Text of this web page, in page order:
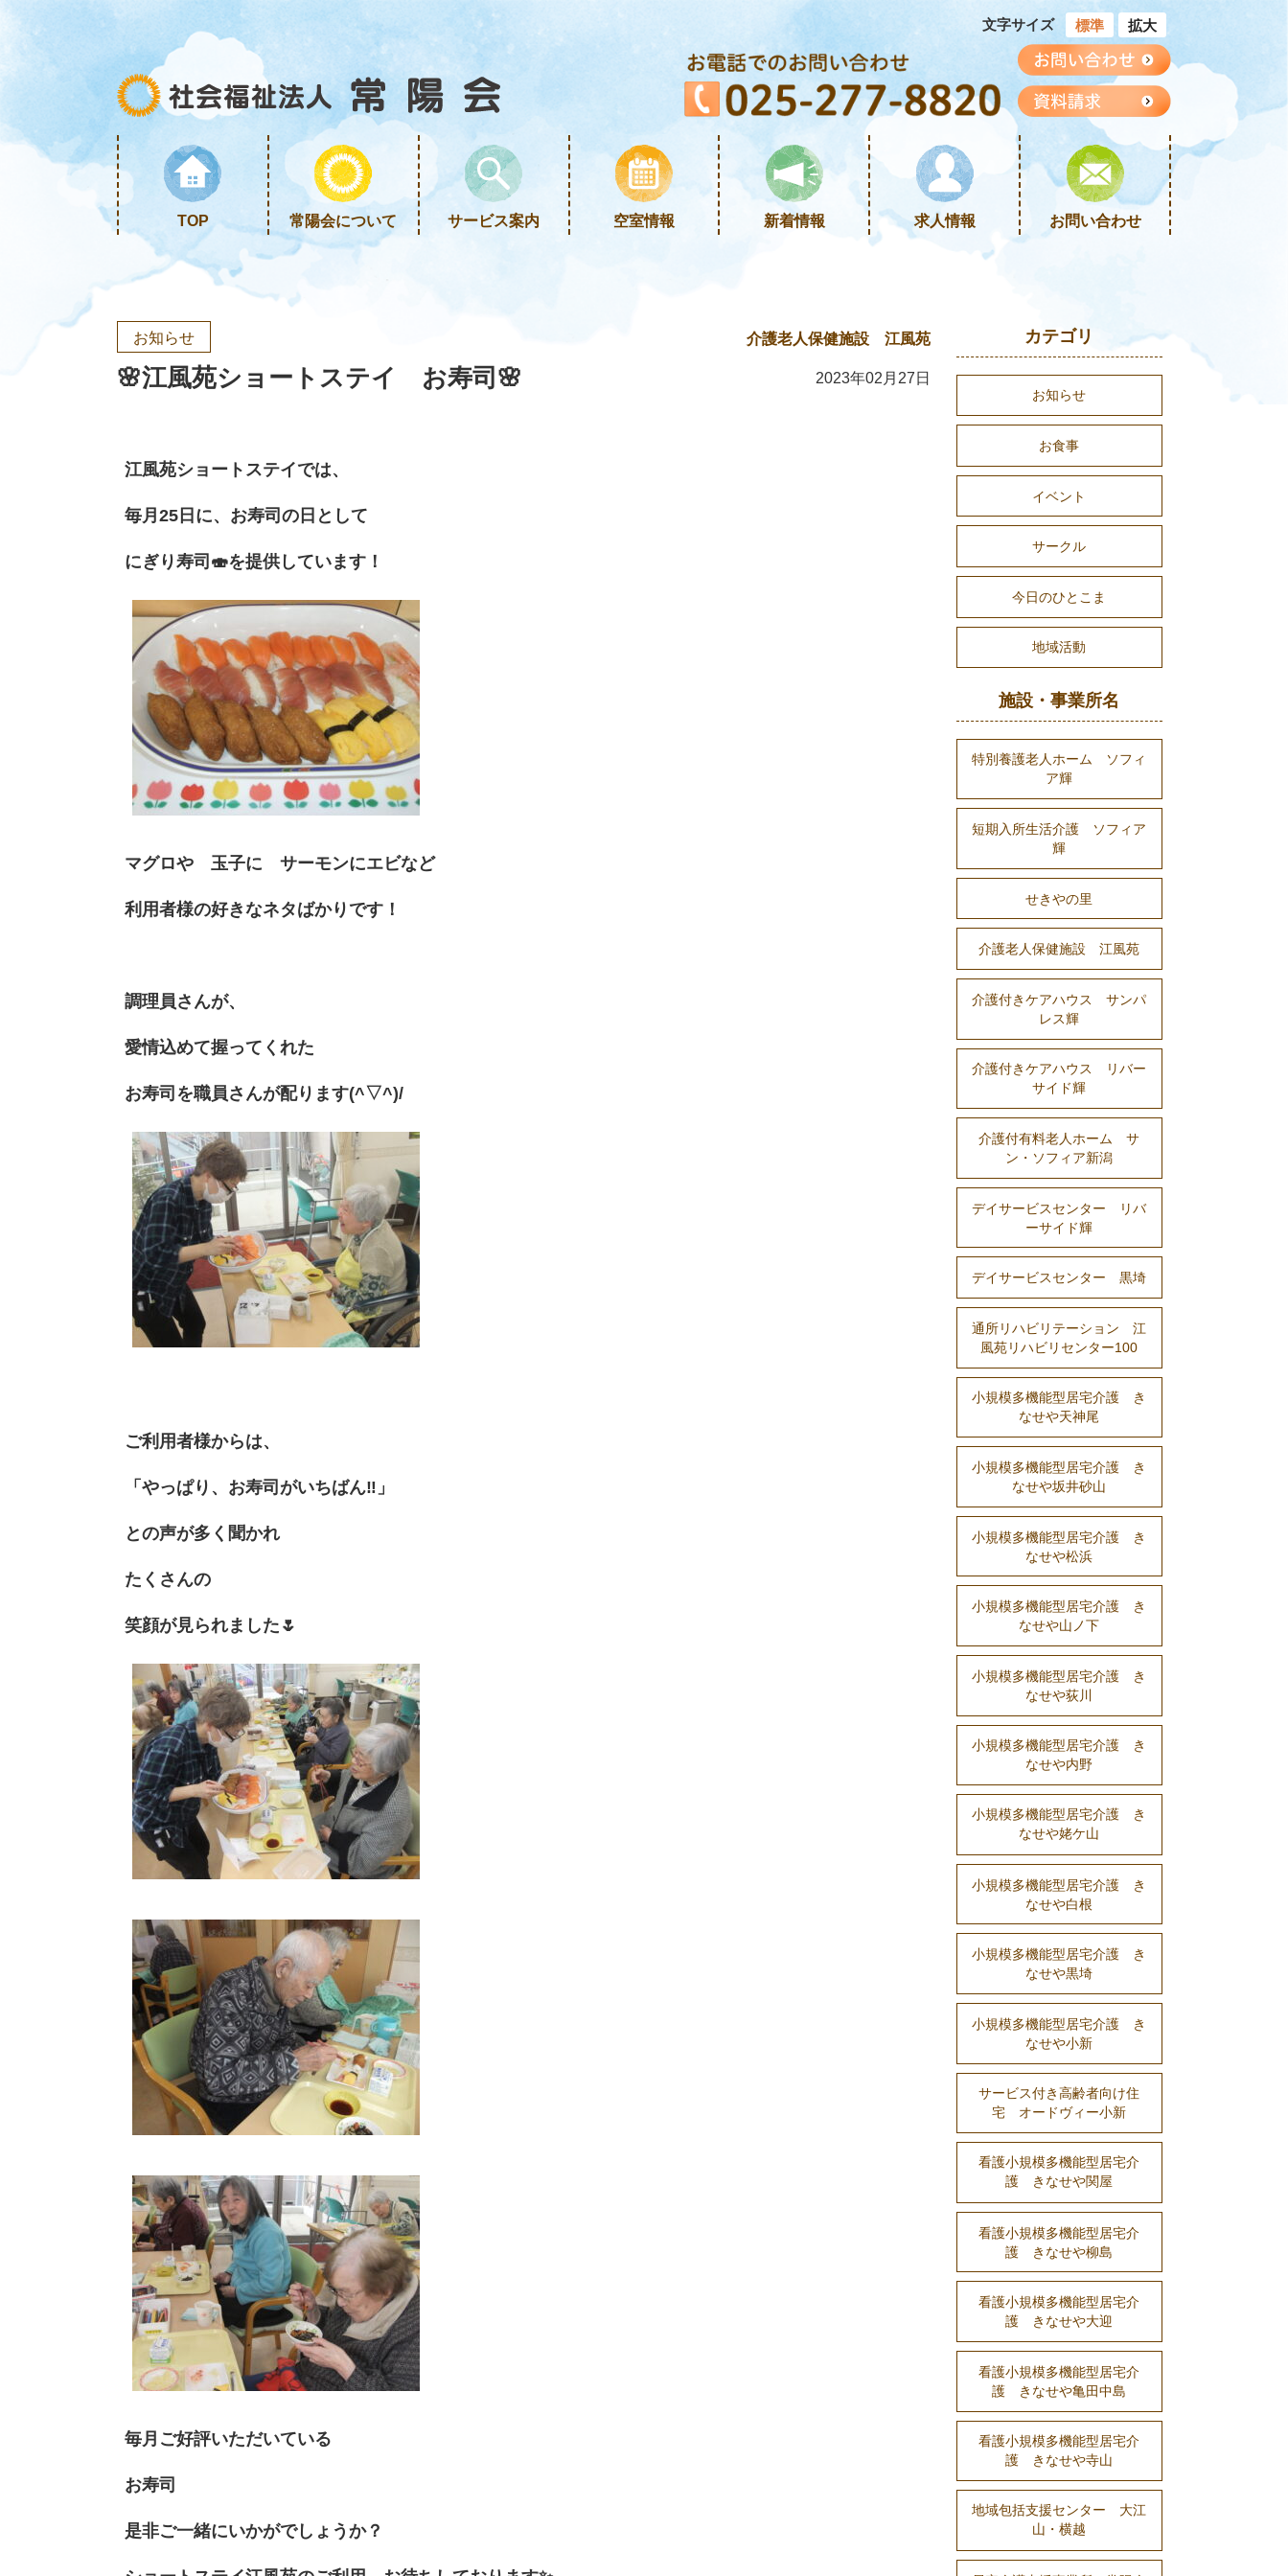
文字サイズ 標準 拡大
TOP 常陽会について サービス案内 空室情報 新着情報 求人情報 お問い合わせ
お知らせ 介護老人保健施設 江風苑
🌸江風苑ショートステイ お寿司🌸 2023年02月27日
江風苑ショートステイでは、
毎月25日に、お寿司の日として
にぎり寿司🍣を提供しています！
マグロや 玉子に サーモンにエビなど
利用者様の好きなネタばかりです！
調理員さんが、
愛情込めて握ってくれた
お寿司を職員さんが配ります(^▽^)/
ご利用者様からは、
「やっぱり、お寿司がいちばん‼︎」
との声が多く聞かれ
たくさんの
笑顔が見られました🌷
毎月ご好評いただいている
お寿司
是非ご一緒にいかがでしょうか？
カテゴリ
お知らせ
お食事
イベント
サークル
今日のひとこま
地域活動
施設・事業所名
特別養護老人ホーム ソフィ
ア輝
短期入所生活介護 ソフィア
輝
せきやの里
介護老人保健施設 江風苑
介護付きケアハウス サンパ
レス輝
介護付きケアハウス リバー
サイド輝
介護付有料老人ホーム サ
ン・ソフィア新潟
デイサービスセンター リバ
ーサイド輝
デイサービスセンター 黒埼
通所リハビリテーション 江
風苑リハビリセンター100
小規模多機能型居宅介護 き
なせや天神尾
小規模多機能型居宅介護 き
なせや坂井砂山
小規模多機能型居宅介護 き
なせや松浜
小規模多機能型居宅介護 き
なせや山ノ下
小規模多機能型居宅介護 き
なせや荻川
小規模多機能型居宅介護 き
なせや内野
小規模多機能型居宅介護 き
なせや姥ケ山
小規模多機能型居宅介護 き
なせや白根
小規模多機能型居宅介護 き
なせや黒埼
小規模多機能型居宅介護 き
なせや小新
サービス付き高齢者向け住
宅 オードヴィー小新
看護小規模多機能型居宅介
護 きなせや関屋
看護小規模多機能型居宅介
護 きなせや柳島
看護小規模多機能型居宅介
護 きなせや大迎
看護小規模多機能型居宅介
護 きなせや亀田中島
看護小規模多機能型居宅介
護 きなせや寺山
地域包括支援センター 大江
山・横越